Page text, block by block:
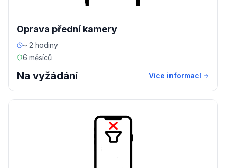
Oprava přední kamery
~ 2 hodiny
6 měsíců
Na vyžádání Více informací